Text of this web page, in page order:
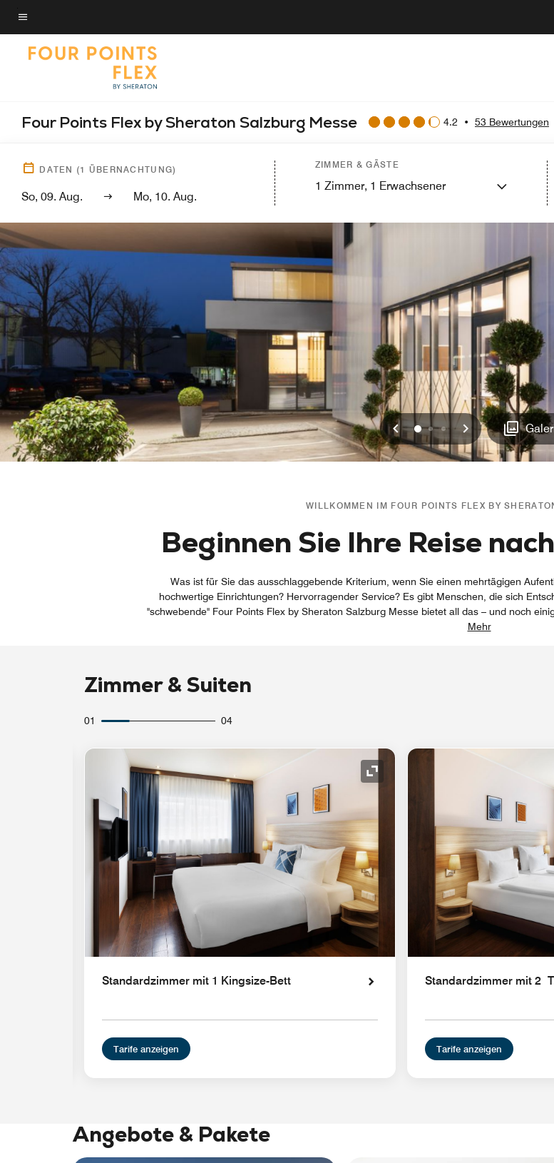
Skip
to
main
Menütext
Four Points Flex by Sheraton Salzburg Messe 4.2 • 53 Bewertungen
DATEN (1 ÜBERNACHTUNG)
So, 09. Aug. Mo, 10. Aug.
ZIMMER & GÄSTE
1 Zimmer, 1 Erwachsener
Vorherige
012 Weiter
WILLKOMMEN IM FOUR POINTS FLEX BY
Beginnen Sie Ihre Reise
Was ist für Sie das ausschlaggebende Kriterium, wenn Sie einen mehrtägigen
hochwertige Einrichtungen? Hervorragender Service? Es gibt Menschen, die sich
"schwebende" Four Points Flex by Sheraton Salzburg Messe bietet all das – und noch
Mehr
Zimmer & Suiten
01 04
Symbol "Ausklappen" Symbol "Ausklappen"
Standardzimmer mit 1 Kingsize-Bett
Tarife anzeigen
Standardzimmer mit 2
Tarife anzeigen
Angebote & Pakete